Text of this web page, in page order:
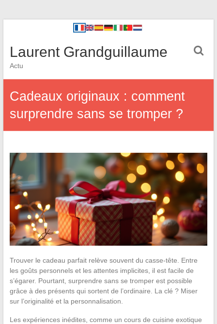
Laurent Grandguillaume
Actu
Cadeaux originaux : comment
surprendre sans se tromper ?
Trouver le cadeau parfait relève souvent du casse-tête. Entre
les goûts personnels et les attentes implicites, il est facile de
s’égarer. Pourtant, surprendre sans se tromper est possible
grâce à des présents qui sortent de l’ordinaire. La clé ? Miser
sur l’originalité et la personnalisation.
Les expériences inédites, comme un cours de cuisine exotique